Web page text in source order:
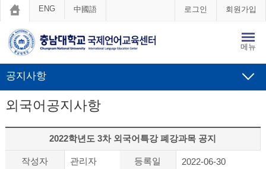
ENG 中國語 로그인 회원가입
메뉴
공지사항
외국어공지사항
2022학년도 3차 외국어특강 폐강과목 공지
작성자 관리자 등록일 2022-06-30